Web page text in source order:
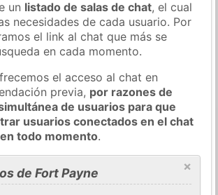
un listado de salas de chat, el cual
necesidades de cada usuario. Por
el link al chat que más se
en cada momento.
el acceso al chat en
previa, por razones de
de usuarios para que
usuarios conectados en el chat
todo momento.
×
de Fort Payne